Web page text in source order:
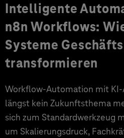
Intelligente
n8n Workflows:
Systeme
transformieren
Workflow-Automation mit
längst kein Zukunftsthema
sich zum Standardwerkzeug
um Skalierungsdruck,